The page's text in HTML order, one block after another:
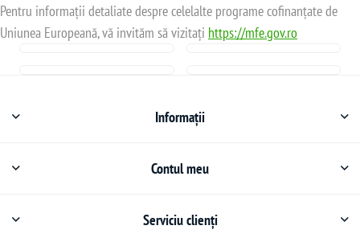
Pentru informații detaliate despre celelalte programe cofinanțate de
Uniunea Europeană, vă invităm să vizitați https://mfe.gov.ro
Informații
Contul meu
Serviciu clienți